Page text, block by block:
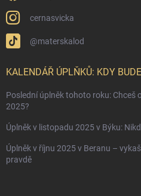
cernasvicka
@materskalod
KALENDÁŘ ÚPLŇKŮ: KDY
Poslední úplněk tohoto roku: Chceš
2025?
Úplněk v listopadu 2025 v Býku:
Úplněk v říjnu 2025 v Beranu –
pravdě